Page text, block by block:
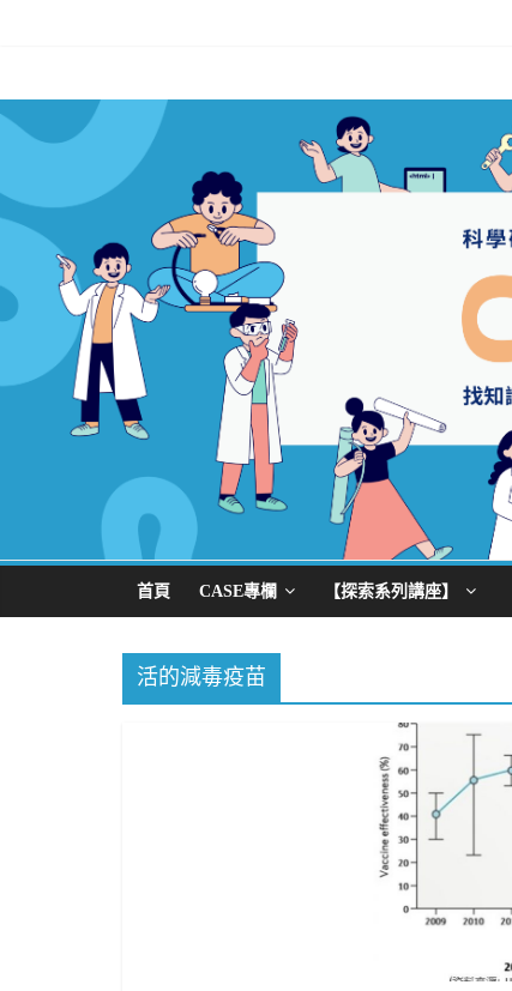
首頁 CASE專欄 【探索系列講座】
活的減毒疫苗